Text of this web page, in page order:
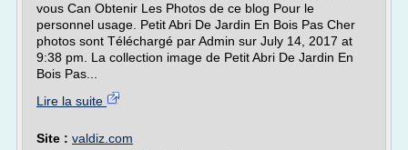
vous Can Obtenir Les Photos de ce blog Pour le
personnel usage. Petit Abri De Jardin En Bois Pas Cher
photos sont Téléchargé par Admin sur July 14, 2017 at
9:38 pm. La collection image de Petit Abri De Jardin En
Bois Pas...
Lire la suite
Site : valdiz.com